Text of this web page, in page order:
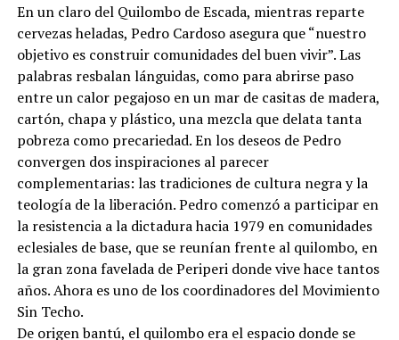
En un claro del Quilombo de Escada, mientras reparte
cervezas heladas, Pedro Cardoso asegura que “nuestro
objetivo es construir comunidades del buen vivir”. Las
palabras resbalan lánguidas, como para abrirse paso
entre un calor pegajoso en un mar de casitas de madera,
cartón, chapa y plástico, una mezcla que delata tanta
pobreza como precariedad. En los deseos de Pedro
convergen dos inspiraciones al parecer
complementarias: las tradiciones de cultura negra y la
teología de la liberación. Pedro comenzó a participar en
la resistencia a la dictadura hacia 1979 en comunidades
eclesiales de base, que se reunían frente al quilombo, en
la gran zona favelada de Periperi donde vive hace tantos
años. Ahora es uno de los coordinadores del Movimiento
Sin Techo.
De origen bantú, el quilombo era el espacio donde se